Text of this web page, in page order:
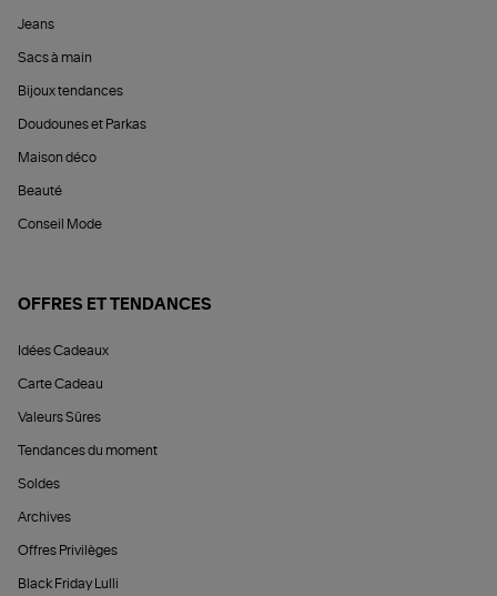
Jeans
Sacs à main
Bijoux tendances
Doudounes et Parkas
Maison déco
Beauté
Conseil Mode
OFFRES ET TENDANCES
Idées Cadeaux
Carte Cadeau
Valeurs Sûres
Tendances du moment
Soldes
Archives
Offres Privilèges
Black Friday Lulli